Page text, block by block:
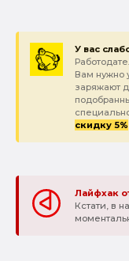
У вас
Вам нужно
заряжают
скидку 5%
Лайфхак
Кстати, в